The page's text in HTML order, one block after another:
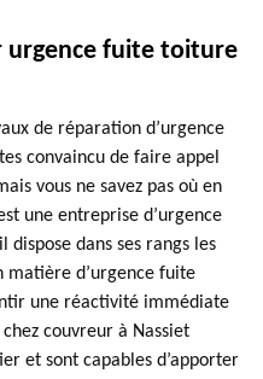
urgence fuite toiture
de réparation d’urgence
convaincu de faire appel
vous ne savez pas où en
une entreprise d’urgence
dans ses rangs les
matière d’urgence fuite
une réactivité immédiate
couvreur à Nassiet
et sont capables d’apporter